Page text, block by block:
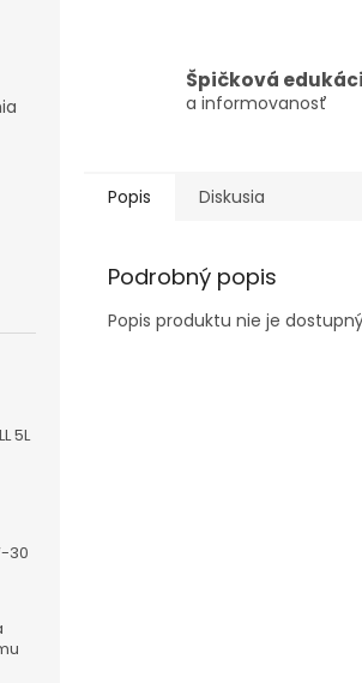
5L
30
Špičková
a informovanosť
Popis Diskusia
Podrobný popis
Popis produktu nie je